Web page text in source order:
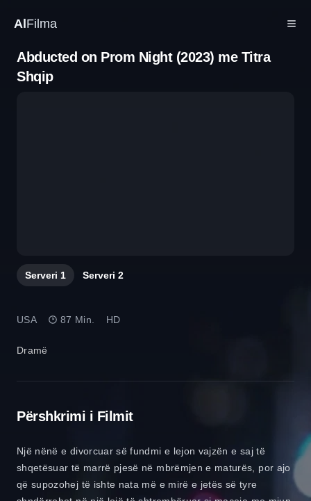
Al Filma
Abducted on Prom Night (2023) me Titra
Shqip
Serveri 1 Serveri 2
Dramë
USA 87 Min. HD
Përshkrimi i Filmit
Një nënë e divorcuar së fundmi e lejon vajzën e saj të
shqetësuar të marrë pjesë në mbrëmjen e maturës, por ajo
që supozohej të ishte nata më e mirë e jetës së tyre